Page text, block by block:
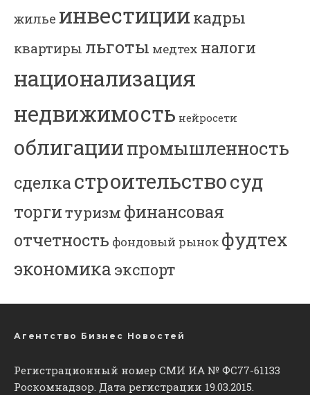
жилье инвестиции кадры
квартиры льготы медтех налоги
национализация
недвижимость нейросети
облигациипромышленность
сделкастроительствосуд
торгитуризм финансовая
отчетность фондовый рынок фудтех
экономика экспорт
Агентство Бизнес Новостей
Регистрационный номер СМИ ИА № ФС77-61133
Роскомнадзор. Дата регистрации 19.03.2015.